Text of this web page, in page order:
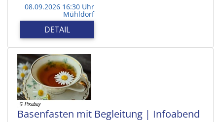
08.09.2026 16:30 Uhr
Mühldorf
DETAIL
Basenfasten mit Begleitung | Infoabend